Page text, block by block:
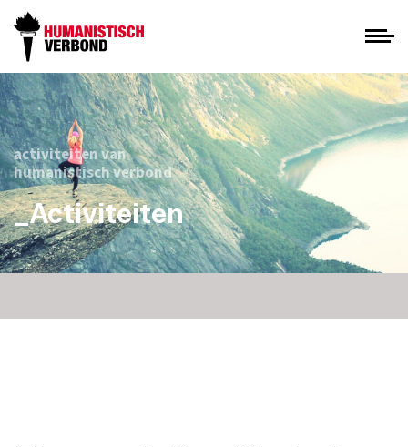
activiteiten van
humanistisch verbond
_Activiteiten